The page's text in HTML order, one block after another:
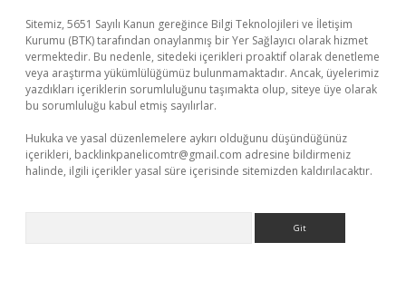
Sitemiz, 5651 Sayılı Kanun gereğince Bilgi Teknolojileri ve İletişim
Kurumu (BTK) tarafından onaylanmış bir Yer Sağlayıcı olarak hizmet
vermektedir. Bu nedenle, sitedeki içerikleri proaktif olarak denetleme
veya araştırma yükümlülüğümüz bulunmamaktadır. Ancak, üyelerimiz
yazdıkları içeriklerin sorumluluğunu taşımakta olup, siteye üye olarak
bu sorumluluğu kabul etmiş sayılırlar.
Hukuka ve yasal düzenlemelere aykırı olduğunu düşündüğünüz
içerikleri, backlinkpanelicomtr@gmail.com adresine bildirmeniz
halinde, ilgili içerikler yasal süre içerisinde sitemizden kaldırılacaktır.